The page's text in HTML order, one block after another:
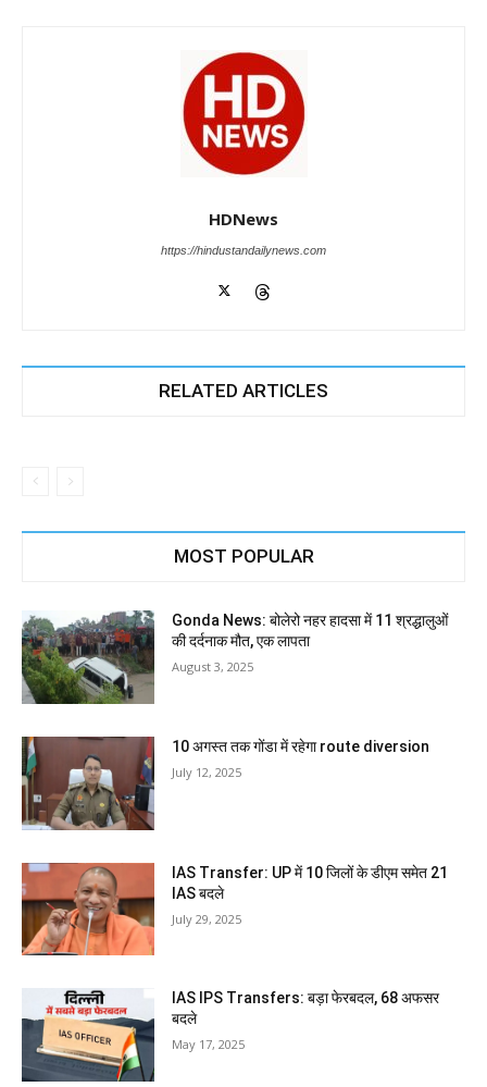
HDNews
https://hindustandailynews.com
RELATED ARTICLES
MOST POPULAR
Gonda News: बोलेरो नहर हादसा में 11 श्रद्धालुओं
की दर्दनाक मौत, एक लापता
August 3, 2025
10 अगस्त तक गोंडा में रहेगा route diversion
July 12, 2025
IAS Transfer: UP में 10 जिलों के डीएम समेत 21
IAS बदले
July 29, 2025
IAS IPS Transfers: बड़ा फेरबदल, 68 अफसर
बदले
May 17, 2025